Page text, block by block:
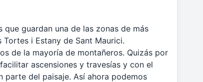
que guardan una de las zonas de más
Tortes i Estany de Sant Maurici.
de la mayoría de montañeros. Quizás por
ascensiones y travesías y con el
del paisaje. Así ahora podemos